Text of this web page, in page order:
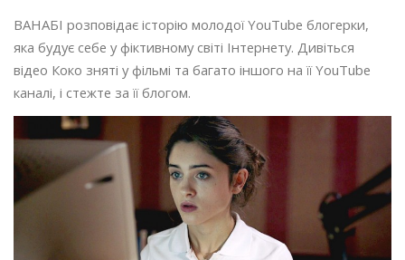
ВАНАБІ розповідає історію молодої YouTube блогерки,
яка будує себе у фіктивному світі Інтернету. Дивіться
відео Коко зняті у фільмі та багато іншого на її YouTube
каналі, і стежте за її блогом.